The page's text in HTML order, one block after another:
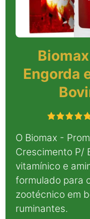
Engorda
O Biomax -
Crescimento P/
vitamínico e
formulado para
zootécnico em
ruminantes.